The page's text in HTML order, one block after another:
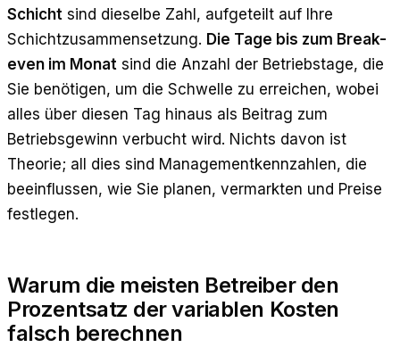
Schicht sind dieselbe Zahl, aufgeteilt auf Ihre
Schichtzusammensetzung. Die Tage bis zum Break-
even im Monat sind die Anzahl der Betriebstage, die
Sie benötigen, um die Schwelle zu erreichen, wobei
alles über diesen Tag hinaus als Beitrag zum
Betriebsgewinn verbucht wird. Nichts davon ist
Theorie; all dies sind Managementkennzahlen, die
beeinflussen, wie Sie planen, vermarkten und Preise
festlegen.
Warum die meisten Betreiber den
Prozentsatz der variablen Kosten
falsch berechnen